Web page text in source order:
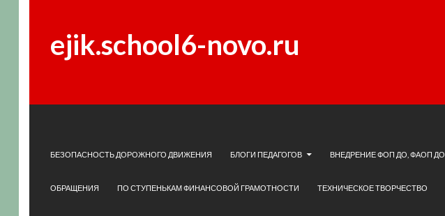
ejik.school6-novo.ru
БЕЗОПАСНОСТЬ ДОРОЖНОГО ДВИЖЕНИЯ
БЛОГИ ПЕДАГОГОВ ВНЕДРЕНИЕ ФОП ДО, ФАОП ДО
ОБРАЩЕНИЯ ПО СТУПЕНЬКАМ ФИНАНСОВОЙ ГРАМОТНОСТИ ТЕХНИЧЕСКОЕ ТВОРЧЕСТВО